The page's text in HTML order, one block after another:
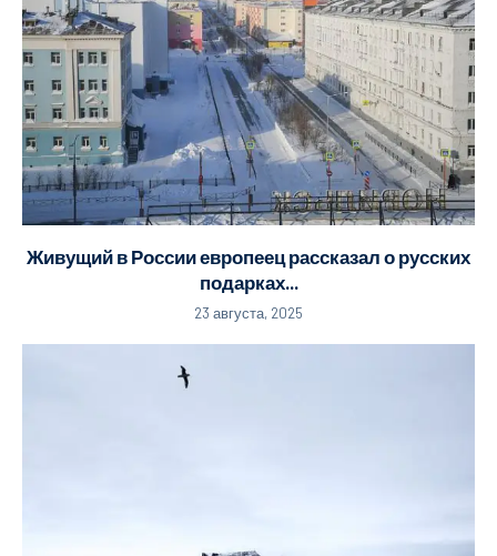
Живущий в России европеец рассказал о русских
подарках...
23 августа, 2025